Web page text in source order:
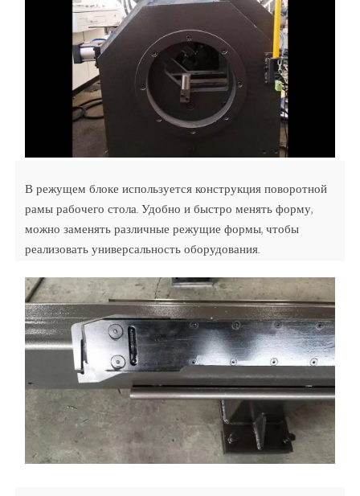
В режущем блоке используется конструкция поворотной
рамы рабочего стола. Удобно и быстро менять форму,
можно заменять различные режущие формы, чтобы
реализовать универсальность оборудования.